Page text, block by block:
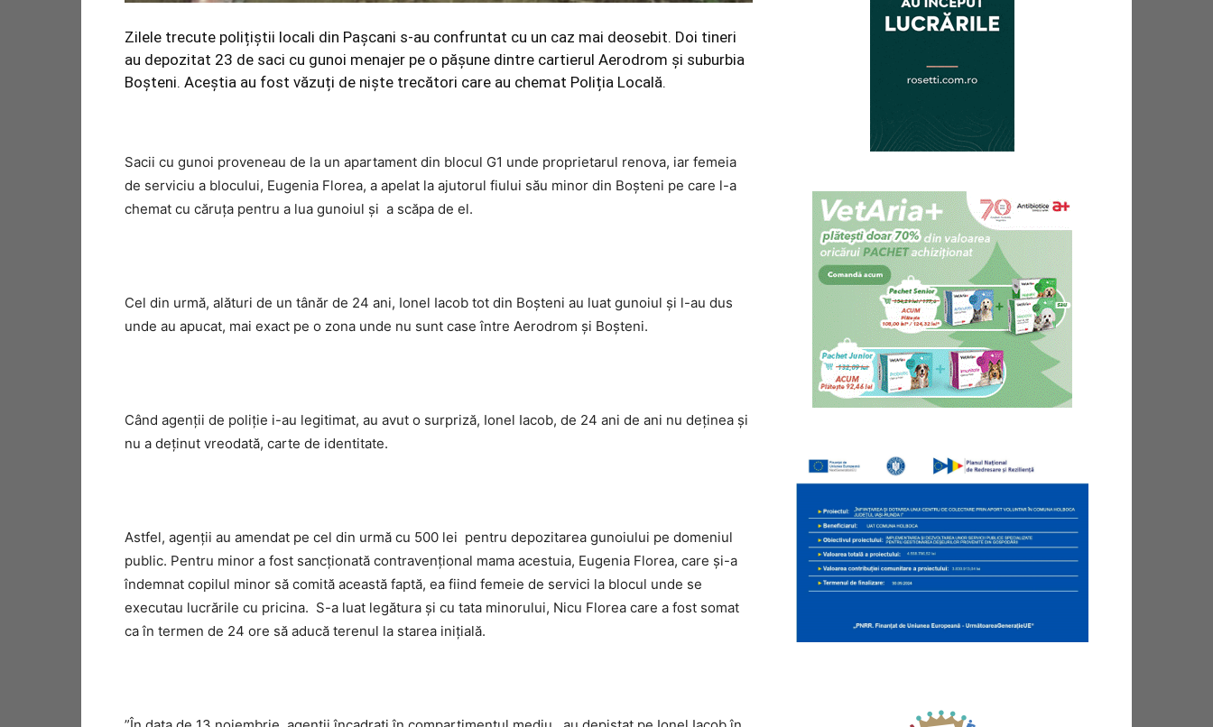
Zilele trecute polițiștii locali din Pașcani s-au confruntat cu un caz mai deosebit. Doi tineri
au depozitat 23 de saci cu gunoi menajer pe o pășune dintre cartierul Aerodrom și suburbia
Boșteni. Aceștia au fost văzuți de niște trecători care au chemat Poliția Locală.
Sacii cu gunoi proveneau de la un apartament din blocul G1 unde proprietarul renova, iar femeia
de serviciu a blocului, Eugenia Florea, a apelat la ajutorul fiului său minor din Boșteni pe care l-a
chemat cu căruța pentru a lua gunoiul și a scăpa de el.
Cel din urmă, alături de un tânăr de 24 ani, Ionel Iacob tot din Boșteni au luat gunoiul și l-au dus
unde au apucat, mai exact pe o zona unde nu sunt case între Aerodrom și Boșteni.
Când agenții de poliție i-au legitimat, au avut o surpriză, Ionel Iacob, de 24 ani de ani nu deținea și
nu a deținut vreodată, carte de identitate.
Astfel, agenții au amendat pe cel din urmă cu 500 lei pentru depozitarea gunoiului pe domeniul
public. Pentru minor a fost sancționată contravențional mama acestuia, Eugenia Florea, care și-a
îndemnat copilul minor să comită această faptă, ea fiind femeie de servici la blocul unde se
executau lucrările cu pricina. S-a luat legătura și cu tata minorului, Nicu Florea care a fost somat
ca în termen de 24 ore să aducă terenul la starea inițială.